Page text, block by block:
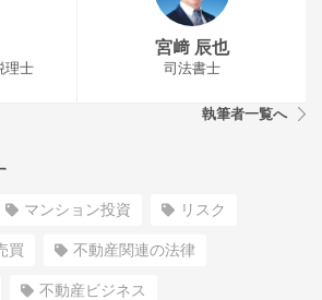
理士
宮﨑 辰也
司法書士
執筆者一覧へ
マンション投資 リスク
買 不動産関連の法律
不動産ビジネス